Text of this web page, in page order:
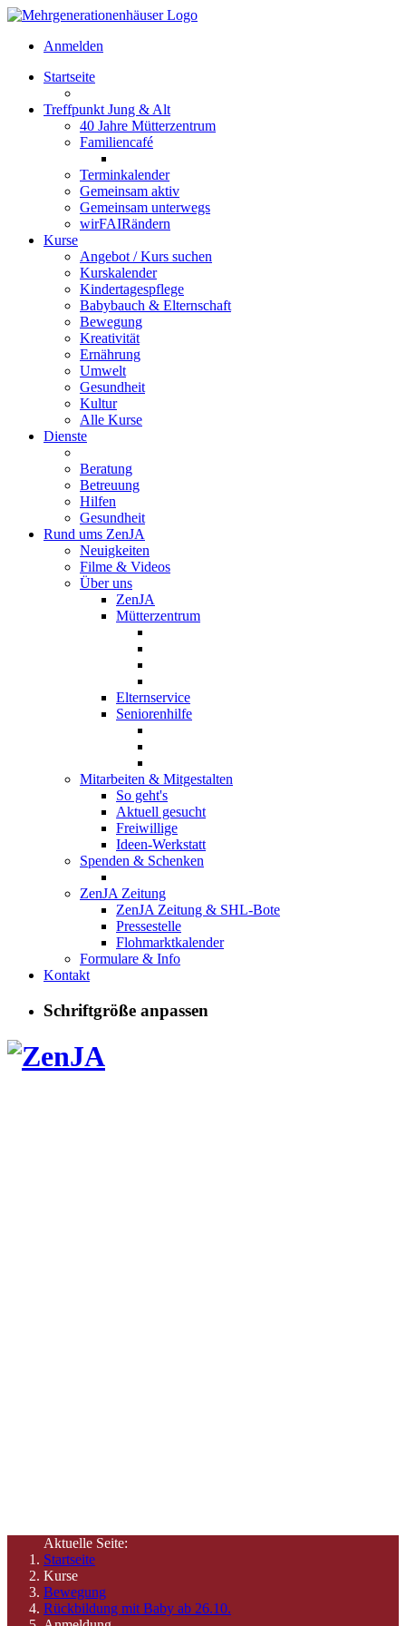
Anmelden
Startseite
Treffpunkt Jung & Alt
40 Jahre Mütterzentrum
Familiencafé
Terminkalender
Gemeinsam aktiv
Gemeinsam unterwegs
wirFAIRändern
Kurse
Angebot / Kurs suchen
Kurskalender
Kindertagespflege
Babybauch & Elternschaft
Bewegung
Kreativität
Ernährung
Umwelt
Gesundheit
Kultur
Alle Kurse
Dienste
Beratung
Betreuung
Hilfen
Gesundheit
Rund ums ZenJA
Neuigkeiten
Filme & Videos
Über uns
ZenJA
Mütterzentrum
Elternservice
Seniorenhilfe
Mitarbeiten & Mitgestalten
So geht's
Aktuell gesucht
Freiwillige
Ideen-Werkstatt
Spenden & Schenken
ZenJA Zeitung
ZenJA Zeitung & SHL-Bote
Pressestelle
Flohmarktkalender
Formulare & Info
Kontakt
Schriftgröße anpassen
Aktuelle Seite:
Startseite
Kurse
Bewegung
Rückbildung mit Baby ab 26.10.